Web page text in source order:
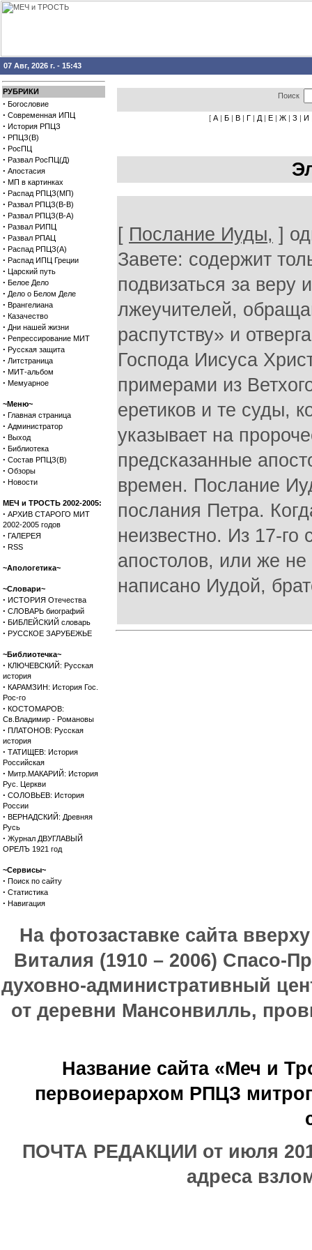
07 Авг, 2026 г. - 15:43
РУБРИКИ
· Богословие
· Современная ИПЦ
· История РПЦЗ
· РПЦЗ(В)
· РосПЦ
· Развал РосПЦ(Д)
· Апостасия
· МП в картинках
· Распад РПЦЗ(МП)
· Развал РПЦЗ(В-В)
· Развал РПЦЗ(В-А)
· Развал РИПЦ
· Развал РПАЦ
· Распад РПЦЗ(А)
· Распад ИПЦ Греции
· Царский путь
· Белое Дело
· Дело о Белом Деле
· Врангелиана
· Казачество
· Дни нашей жизни
· Репрессирование МИТ
· Русская защита
· Литстраница
· МИТ-альбом
· Мемуарное
~Меню~
· Главная страница
· Администратор
· Выход
· Библиотека
· Состав РПЦЗ(В)
· Обзоры
· Новости
МЕЧ и ТРОСТЬ 2002-2005:
· АРХИВ СТАРОГО МИТ
2002-2005 годов
· ГАЛЕРЕЯ
· RSS
~Апологетика~
~Словари~
· ИСТОРИЯ Отечества
· СЛОВАРЬ биографий
· БИБЛЕЙСКИЙ словарь
· РУССКОЕ ЗАРУБЕЖЬЕ
~Библиотечка~
· КЛЮЧЕВСКИЙ: Русская
история
· КАРАМЗИН: История Гос.
Рос-го
· КОСТОМАРОВ:
Св.Владимир - Романовы
· ПЛАТОНОВ: Русская
история
· ТАТИЩЕВ: История
Российская
· Митр.МАКАРИЙ: История
Рус. Церкви
· СОЛОВЬЕВ: История
России
· ВЕРНАДСКИЙ: Древняя
Русь
· Журнал ДВУГЛАВЫЙ
ОРЕЛЪ 1921 год
~Сервисы~
· Поиск по сайту
· Статистика
· Навигация
Поиск
[ А | Б | В | Г | Д | Е | Ж | З | И
[ Послание Иуды, ]
Завете: содержит
подвизаться за веру
лжеучителей,
распутству» и
Господа Иисуса
примерами из
еретиков и те суды,
указывает на
предсказанные
времен. Послание
послания Петра.
неизвестно. Из 17-го
апостолов, или же
написано Иудой,
На фотозаставке сайта
Виталия (1910 – 2006) Спасо-
духовно-административный
от деревни Мансонвилль,
Название сайта «Меч и
первоиерархом РПЦЗ
ПОЧТА РЕДАКЦИИ от июля
адреса